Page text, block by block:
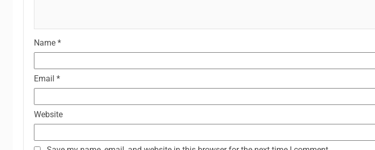
Name *
Email *
Website